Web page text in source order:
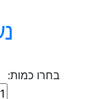
בחרו כמות: